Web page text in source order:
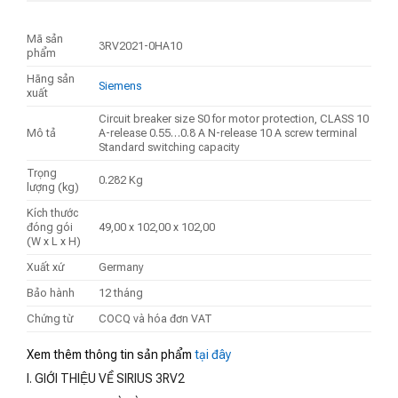
Mã sản
phẩm
3RV2021-0HA10
Hãng sản
xuất
Siemens
Mô tả
Circuit breaker size S0 for motor protection, CLASS 10
A-release 0.55…0.8 A N-release 10 A screw terminal
Standard switching capacity
Trọng
lượng (kg)
0.282 Kg
Kích thước
đóng gói
(W x L x H)
49,00 x 102,00 x 102,00
Xuất xứ
Germany
Bảo hành
12 tháng
Chứng từ
COCQ và hóa đơn VAT
Xem thêm thông tin sản phẩm tại đây
I. GIỚI THIỆU VỀ SIRIUS 3RV2